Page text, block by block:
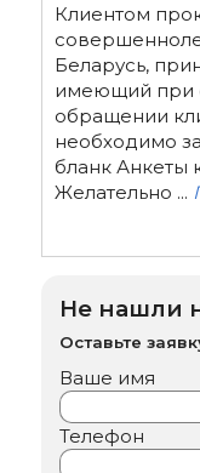
Клиентом
Беларусь,
имеющий при
обращении
необходимо
бланк Анкеты
Желательно ...
Не нашли
Оставьте
Ваше имя
Телефон